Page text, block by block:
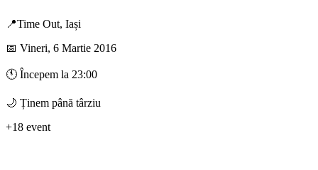
📍Time Out, Iași
📅 Vineri, 6 Martie 2016
🕚 Începem la 23:00
🌙 Ținem până târziu
+18 event